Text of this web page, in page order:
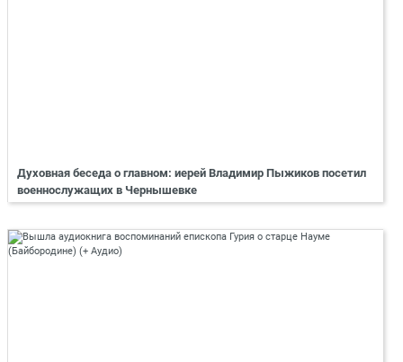
Духовная беседа о главном: иерей Владимир Пыжиков посетил
военнослужащих в Чернышевке